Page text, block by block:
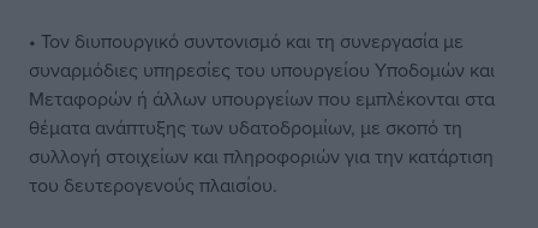
• Τον διυπουργικό συντονισμό και τη συνεργασία με
συναρμόδιες υπηρεσίες του υπουργείου Υποδομών και
Μεταφορών ή άλλων υπουργείων που εμπλέκονται στα
θέματα ανάπτυξης των υδατοδρομίων, με σκοπό τη
συλλογή στοιχείων και πληροφοριών για την κατάρτιση
του δευτερογενούς πλαισίου.